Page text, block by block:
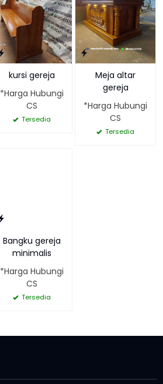
kursi gereja
*Harga Hubungi
CS
Tersedia
Meja altar
gereja
*Harga Hubungi
CS
Tersedia
Bangku gereja
minimalis
*Harga Hubungi
CS
Tersedia